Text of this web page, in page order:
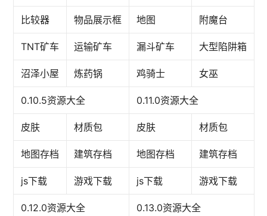
比较器 物品展示框 地图 附魔台
TNT矿车 运输矿车 漏斗矿车 大型陷阱箱
沼泽小屋 炼药锅 鸡骑士 女巫
0.10.5资源大全 0.11.0资源大全
皮肤 材质包 皮肤 材质包
地图存档 建筑存档 地图存档 建筑存档
js下载 游戏下载 js下载 游戏下载
0.12.0资源大全 0.13.0资源大全